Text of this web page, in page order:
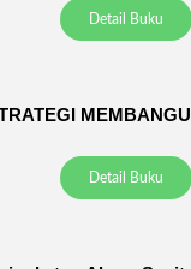
Detail Buku
Detail Buku